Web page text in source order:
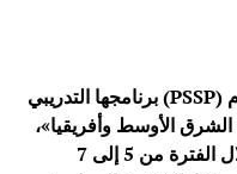
اختتمت منصة دراسات الأمن والسلام (PSSP) برنامجها التدريبي
الأوسط وأفريقيا»،
الذي أُقيم في مقر المنصة بأنقرة خلال الفترة من 5 إلى 7